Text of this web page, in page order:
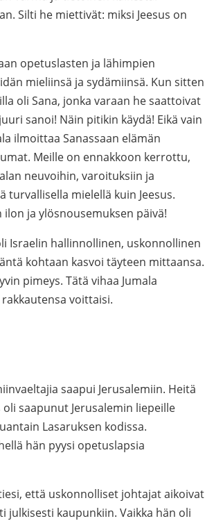
Silti he miettivät: miksi Jeesus on
opetuslasten ja lähimpien
mieliinsä ja sydämiinsä. Kun sitten
oli Sana, jonka varaan he saattoivat
sanoi! Näin pitikin käydä! Eikä vain
ilmoittaa Sanassaan elämän
Meille on ennakkoon kerrottu,
neuvoihin, varoituksiin ja
turvallisella mielellä kuin Jeesus.
ja ylösnousemuksen päivä!
Israelin hallinnollinen, uskonnollinen
kohtaan kasvoi täyteen mittaansa.
pimeys. Tätä vihaa Jumala
voittaisi.
saapui Jerusalemiin. Heitä
saapunut Jerusalemin liepeille
Lasaruksen kodissa.
hän pyysi opetuslapsia
että uskonnolliset johtajat aikoivat
julkisesti kaupunkiin. Vaikka hän oli